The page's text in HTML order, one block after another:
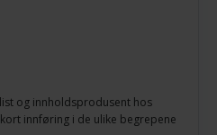
og innholdsprodusent hos
innføring i de ulike begrepene